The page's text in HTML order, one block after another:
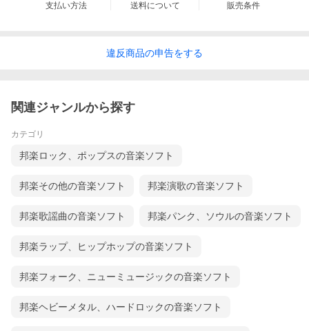
支払い方法 送料について 販売条件
違反商品の申告をする
関連ジャンルから探す
カテゴリ
邦楽ロック、ポップスの音楽ソフト
邦楽その他の音楽ソフト 邦楽演歌の音楽ソフト
邦楽歌謡曲の音楽ソフト 邦楽パンク、ソウルの音楽ソフト
邦楽ラップ、ヒップホップの音楽ソフト
邦楽フォーク、ニューミュージックの音楽ソフト
邦楽ヘビーメタル、ハードロックの音楽ソフト